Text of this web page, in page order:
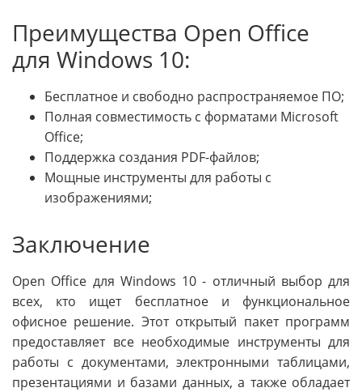
Преимущества Open Office
для Windows 10:
Бесплатное и свободно распространяемое ПО;
Полная совместимость с форматами Microsoft
Office;
Поддержка создания PDF-файлов;
Мощные инструменты для работы с
изображениями;
Заключение
Open Office для Windows 10 - отличный выбор для
всех, кто ищет бесплатное и функциональное
офисное решение. Этот открытый пакет программ
предоставляет все необходимые инструменты для
работы с документами, электронными таблицами,
презентациями и базами данных, а также обладает